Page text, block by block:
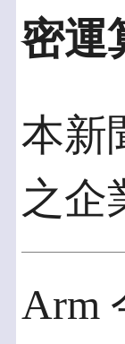
密運
本新
之企
Arm